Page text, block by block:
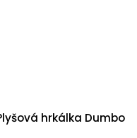
hrkálka Dumbo